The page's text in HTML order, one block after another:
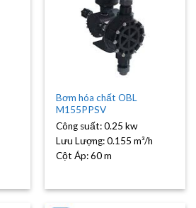
Bơm hóa chất OBL
M155PPSV
Công suất:0.25 kw
Lưu Lượng:0.155 m³/h
Cột Áp:60 m